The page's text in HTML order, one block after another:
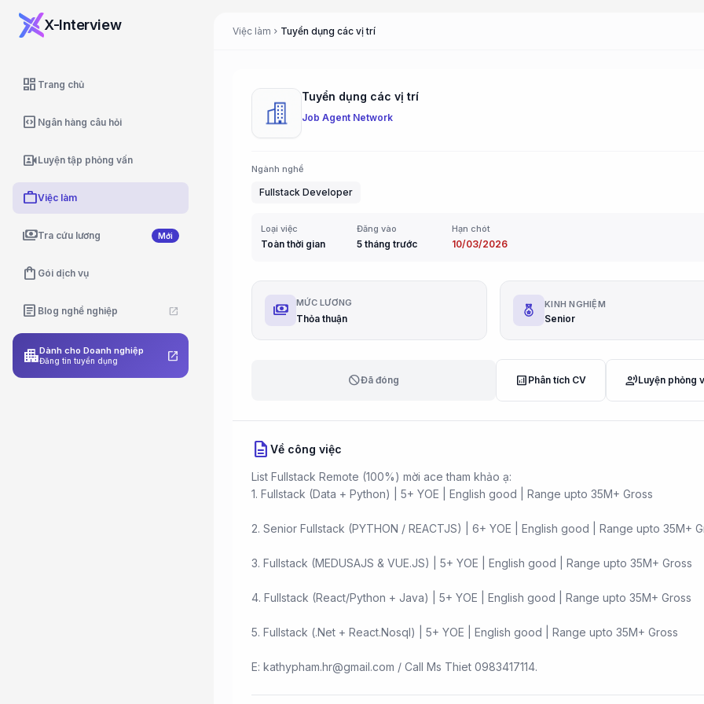
X-Interview
dashboard Trang chủ
code_blocks Ngân hàng câu hỏi
video_camera_frontLuyện tập phỏng vấn
workViệc làm
paymentsTra cứu lương Mới
shopping_bag Gói dịch vụ
article Blog nghề nghiệp open_in_new
apartmentDành cho Doanh nghiệp
Đăng tin tuyển dụng open_in_new
Việc làm chevron_right Tuyển dụng các vị trí
Tuyển dụng các vị trí
Job Agent Network
Ngành nghề
Fullstack Developer
Loại việc
Toàn thời gian
Đăng vào
5 tháng trước
Hạn chót
10/03/2026
payments MỨC LƯƠNG
Thỏa thuận
KINH NGHIỆM
Senior
blockĐã đóng analytics Phân tích CV record_voice_overLuyện phỏng
description Về công việc
List Fullstack Remote (100%) mời ace tham khảo ạ:
1. Fullstack (Data + Python) | 5+ YOE | English good | Range upto 35M+ Gross
2. Senior Fullstack (PYTHON / REACTJS) | 6+ YOE | English good | Range upto 35M+
3. Fullstack (MEDUSAJS & VUE.JS) | 5+ YOE | English good | Range upto 35M+ Gross
4. Fullstack (React/Python + Java) | 5+ YOE | English good | Range upto 35M+ Gross
5. Fullstack (.Net + React.Nosql) | 5+ YOE | English good | Range upto 35M+ Gross
E: kathypham.hr@gmail.com / Call Ms Thiet 0983417114.